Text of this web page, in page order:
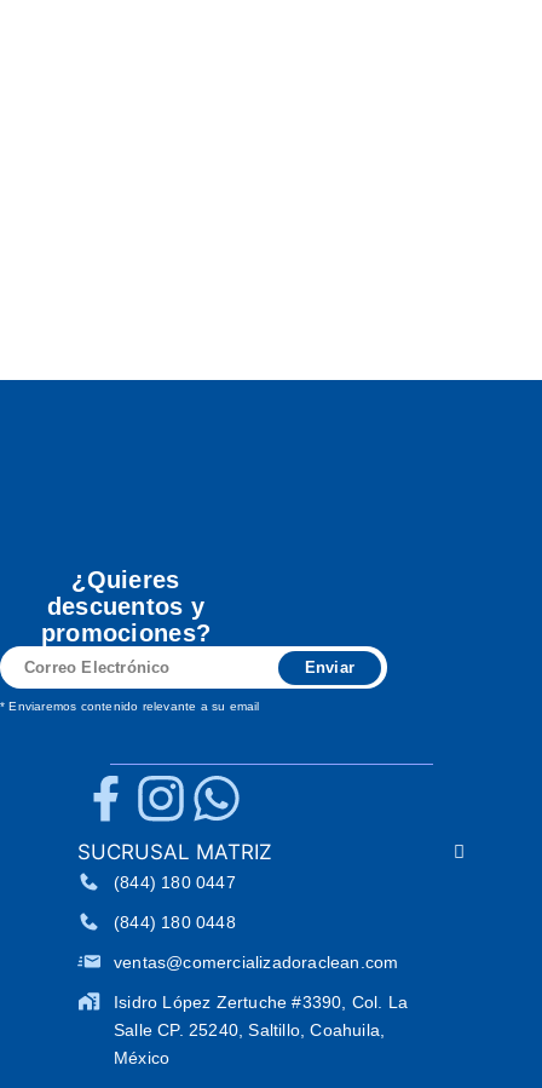
¿Quieres
descuentos y
promociones?
Correo
Electrónico
Enviar
* Enviaremos contenido relevante a su email
SUCRUSAL MATRIZ
(844) 180 0447
(844) 180 0448
ventas@comercializadoraclean.com
Isidro López Zertuche #3390, Col. La
Salle CP. 25240, Saltillo, Coahuila,
México